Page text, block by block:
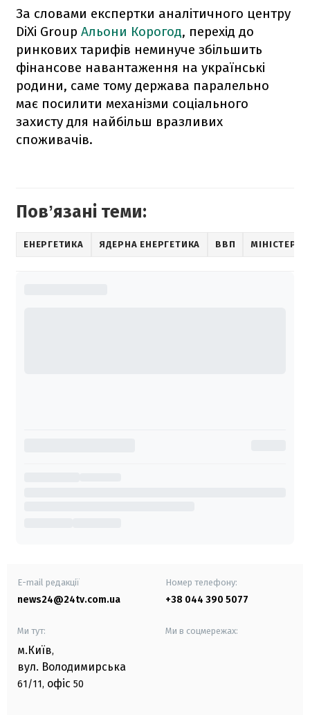
За словами експертки аналітичного центру
DiXi Group Альони Корогод, перехід до
ринкових тарифів неминуче збільшить
фінансове навантаження на українські
родини, саме тому держава паралельно
має посилити механізми соціального
захисту для найбільш вразливих
споживачів.
Повʼязані теми:
ЕНЕРГЕТИКА ЯДЕРНА ЕНЕРГЕТИКА ВВП
E-mail редакції
news24@24tv.com.ua
Номер телефону:
+38 044 390 5077
Ми тут:
м.Київ,
вул. Володимирська
61/11, офіс 50
Ми в соцмережах: